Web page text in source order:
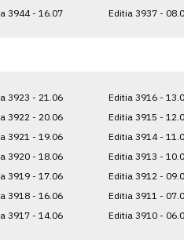
3944 - 16.07
Editia 3937 -
3923 - 21.06
3922 - 20.06
3921 - 19.06
3920 - 18.06
3919 - 17.06
3918 - 16.06
3917 - 14.06
Editia 3916 -
Editia 3915 -
Editia 3914 -
Editia 3913 -
Editia 3912 -
Editia 3911 -
Editia 3910 -